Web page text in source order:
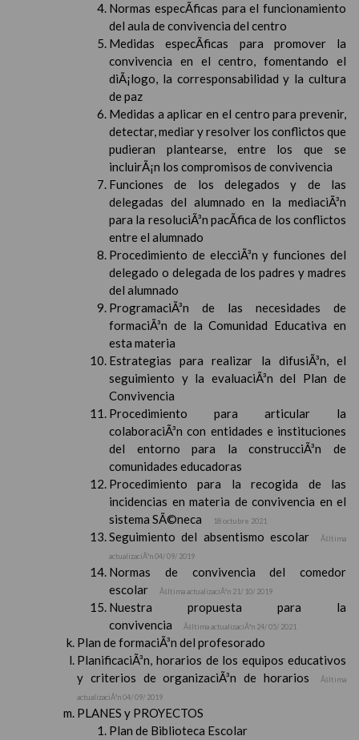
Normas especÃ­ficas para el funcionamiento
del aula de convivencia del centro
Medidas especÃ­ficas para promover la
convivencia en el centro, fomentando el
diÃ¡logo, la corresponsabilidad y la cultura
de paz
Medidas a aplicar en el centro para prevenir,
detectar, mediar y resolver los conflictos que
pudieran plantearse, entre los que se
incluirÃ¡n los compromisos de convivencia
Funciones de los delegados y de las
delegadas del alumnado en la mediaciÃ³n
para la resoluciÃ³n pacÃ­fica de los conflictos
entre el alumnado
Procedimiento de elecciÃ³n y funciones del
delegado o delegada de los padres y madres
del alumnado
ProgramaciÃ³n de las necesidades de
formaciÃ³n de la Comunidad Educativa en
esta materia
Estrategias para realizar la difusiÃ³n, el
seguimiento y la evaluaciÃ³n del Plan de
Convivencia
Procedimiento para articular la
colaboraciÃ³n con entidades e instituciones
del entorno para la construcciÃ³n de
comunidades educadoras
Procedimiento para la recogida de las
incidencias en materia de convivencia en el
sistema SÃ©neca
18 octubre 2021
Seguimiento del absentismo escolar
Ãšltima
actualizaciÃ³n 04/ 09/ 2019
Normas de convivencia del comedor
escolar
Ãšltima actualizaciÃ³n 21/ 10/ 2019
Nuestra propuesta para la
convivencia
Ãšltima actualizaciÃ³n 24/ 05/ 2021
Plan de formaciÃ³n del profesorado
PlanificaciÃ³n, horarios de los equipos educativos
y criterios de organizaciÃ³n de horarios
Ãšltima
actualizaciÃ³n 04/ 09/ 2019
PLANES y PROYECTOS
Plan de Biblioteca Escolar